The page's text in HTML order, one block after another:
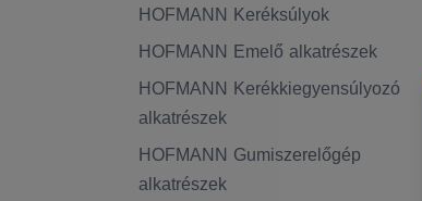
HOFMANN Keréksúlyok
HOFMANN Emelő alkatrészek
HOFMANN Kerékkiegyensúlyozó
alkatrészek
HOFMANN Gumiszerelőgép
alkatrészek